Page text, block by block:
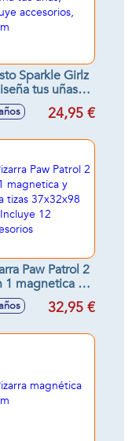
Sparkle Girlz
tus uñas,
accesorios,
25cm24,95 €
Paw Patrol 2
1 magnetica y
tizas 37x32x98
Incluye 12
32,95 €